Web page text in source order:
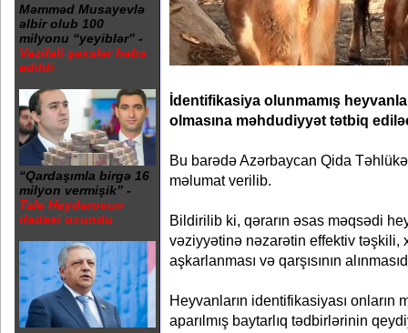
Məmməd Musayevlə
əlbir olub 100
milyonu “yeyiblər” -
Vəzifəli şəxslər həbs
edildi
“Qardaşımla birgə 16
milyon vermişik” -
Tale Heydərovun
ifadəsi oxundu
İdentifikasiya olunmamış
olmasına məhdudiyyət tətbiq
Bu barədə Azərbaycan Qida
məlumat verilib.
Bildirilib ki, qərarın əsas məqsədi
vəziyyətinə nəzarətin effektiv təşkili,
aşkarlanması və qarşısının
Heyvanların identifikasiyası onların
aparılmış baytarlıq tədbirlərinin